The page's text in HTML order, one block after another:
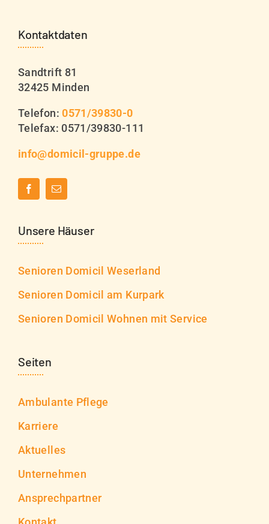
Kontaktdaten
Sandtrift 81
32425 Minden
Telefon:0571/39830-0
Telefax: 0571/39830-111
info@domicil-gruppe.de
Unsere Häuser
Senioren Domicil Weserland
Senioren Domicil am Kurpark
Senioren Domicil Wohnen mit Service
Seiten
Ambulante Pflege
Karriere
Aktuelles
Unternehmen
Ansprechpartner